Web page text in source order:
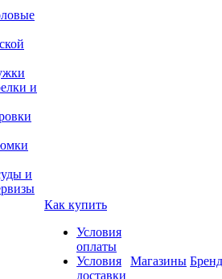
и
и
Как купить
Условия
оплаты
Условия
доставки
Магазины